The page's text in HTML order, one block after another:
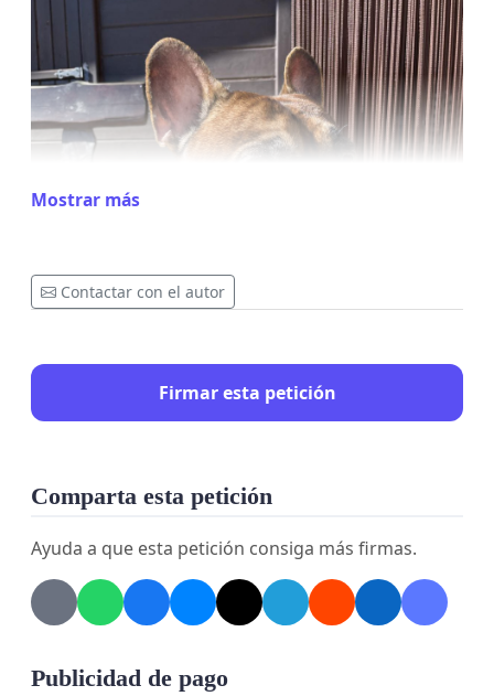
Mostrar más
Contactar con el autor
Firmar esta petición
Comparta esta petición
Ayuda a que esta petición consiga más firmas.
Publicidad de pago